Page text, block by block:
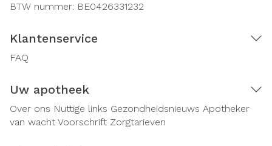
BTW nummer: BE0426331232
Klantenservice
FAQ
Uw apotheek
Over ons Nuttige links Gezondheidsnieuws Apotheker
van wacht Voorschrift Zorgtarieven